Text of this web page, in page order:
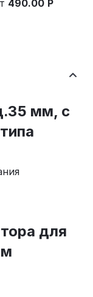
490.00 Р
мм, с
для